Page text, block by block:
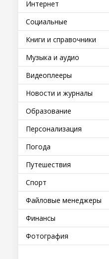
Интернет
Социальные
Книги и справочники
Музыка и аудио
Видеоплееры
Новости и журналы
Образование
Персонализация
Погода
Путешествия
Спорт
Файловые менеджеры
Финансы
Фотография